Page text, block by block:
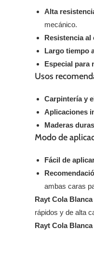
Alta
mecánico.
Resistencia al
Largo tiempo
Especial para
Usos
Carpintería y
Aplicaciones
Maderas
Modo de
Fácil de
ambas caras
Rayt Cola
rápidos y de alta
Rayt Cola